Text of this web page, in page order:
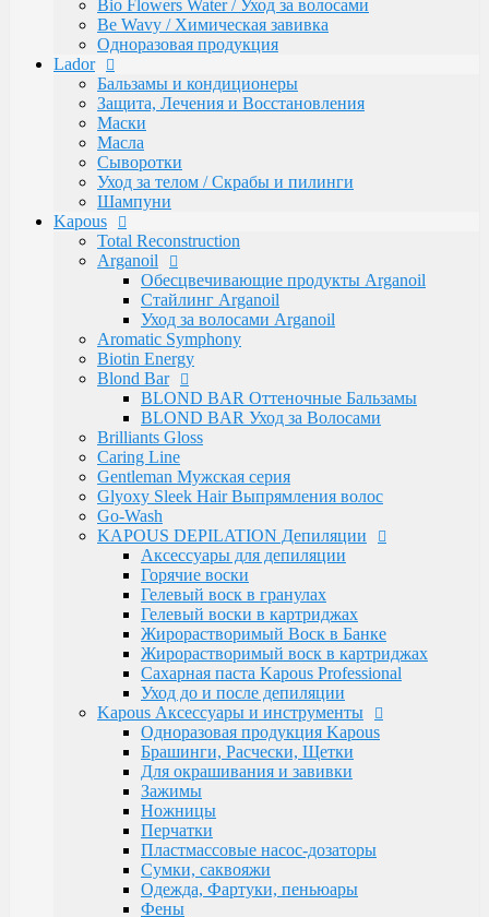
KAPOUS DEPILATION Депиляции
Аксессуары для депиляции
Горячие воски
Гелевый воск в гранулах
Гелевый воски в картриджах
Жирорастворимый Воск в Банке
Жирорастворимый воск в картриджах
Сахарная паста Kapous Professional
Уход до и после депиляции
Kapous Аксессуары и инструменты
Одноразовая продукция Kapous
Брашинги, Расчески, Щетки
Для окрашивания и завивки
Зажимы
Ножницы
Перчатки
Пластмассовые насос-дозаторы
Сумки, саквояжи
Одежда, Фартуки, пеньюары
Фены
Life Color Оттеночные средства
Luxe Care
Macadamia Oil
Magic Keratin
Magic Keratin Стайлинг
Средства для долговременной завивки
Уход за волосами
Milk Line
Oliva and Avocado
Profilactic
Smooth and Curly
Treatment Лечебная
Ylang Ylang
Окрашивание Kapous
Кремообразная проявляющая эмульсия
Обесцвечивающие и специальные продукты
Окислительная Эмульсия "ActiOx"
Окрашивание Hyaluronic Acid
Окрашивание Studio
Окрашивание бровей и ресниц
Прямые пигменты Rainbow
Стайлинг Kapous
Уход за волосами HYALURONIC ACID
Уход за волосами PROFESSIONAL
Средства для химической завивки волос
Краски для бровей и ресниц
Bio Flowers Water / Уход за волосами
Be Wavy / Химическая завивка
Одноразовая продукция
Lador
Бальзамы и кондиционеры
Защита, Лечения и Восстановления
Маски
Масла
Сыворотки
Уход за телом / Скрабы и пилинги
Шампуни
Kapous
Total Reconstruction
Arganoil
Обесцвечивающие продукты Arganoil
Стайлинг Arganoil
Уход за волосами Arganoil
Aromatic Symphony
Biotin Energy
Blond Bar
BLOND BAR Оттеночные Бальзамы
BLOND BAR Уход за Волосами
Brilliants Gloss
Caring Line
Gentleman Мужская серия
Glyoxy Sleek Hair Выпрямления волос
Go-Wash
KAPOUS DEPILATION Депиляции
Аксессуары для депиляции
Горячие воски
Гелевый воск в гранулах
Гелевый воски в картриджах
Жирорастворимый Воск в Банке
Жирорастворимый воск в картриджах
Сахарная паста Kapous Professional
Уход до и после депиляции
Kapous Аксессуары и инструменты
Одноразовая продукция Kapous
Брашинги, Расчески, Щетки
Для окрашивания и завивки
Зажимы
Ножницы
Перчатки
Пластмассовые насос-дозаторы
Сумки, саквояжи
Одежда, Фартуки, пеньюары
Фены